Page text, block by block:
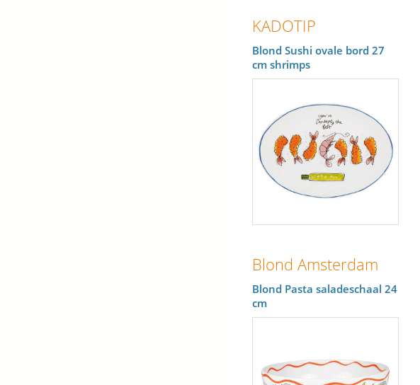
KADOTIP
Blond Sushi ovale bord 27
cm shrimps
Blond Amsterdam
Blond Pasta saladeschaal 24
cm